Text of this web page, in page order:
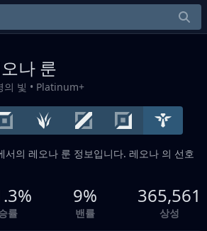
나 룬
의 빛 • Platinum+
서의 레오나 룬 정보입니다. 레오나 의 선호
률
9%
밴률
365,561
상성